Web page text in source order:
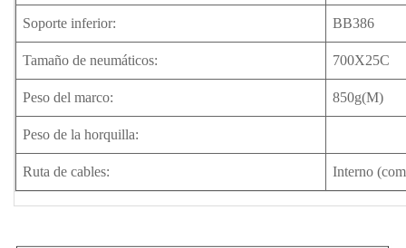
Soporte inferior: BB386
Tamaño de neumáticos: 700X25C
Peso del marco: 850g(M)
Peso de la horquilla:
Ruta de cables: Interno